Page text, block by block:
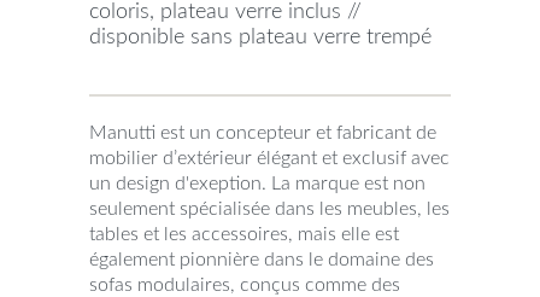
coloris, plateau verre inclus //
disponible sans plateau verre trempé
Manutti est un concepteur et fabricant de
mobilier d’extérieur élégant et exclusif avec
un design d'exeption. La marque est non
seulement spécialisée dans les meubles, les
tables et les accessoires, mais elle est
également pionnière dans le domaine des
sofas modulaires, conçus comme des